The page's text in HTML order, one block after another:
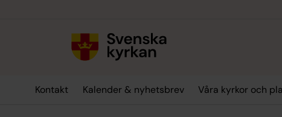
Kontakt Kalender & nyhetsbrev Våra kyrkor och